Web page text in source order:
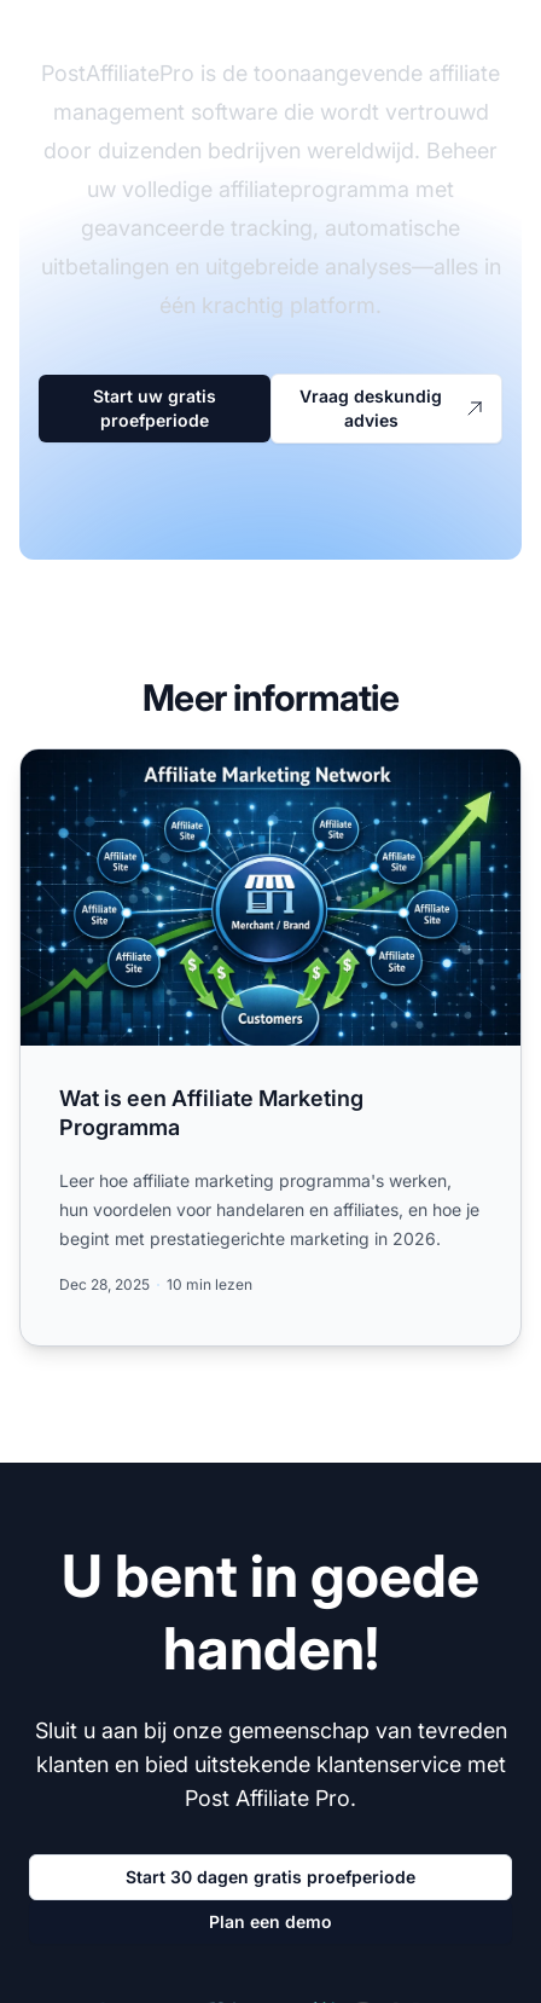
PostAffiliatePro is de toonaangevende affiliate
management software die wordt vertrouwd
door duizenden bedrijven wereldwijd. Beheer
uw volledige affiliateprogramma met
geavanceerde tracking, automatische
uitbetalingen en uitgebreide analyses—alles in
één krachtig platform.
Start uw gratis
proefperiode
Vraag deskundig
advies
Meer informatie
Wat is een Affiliate Marketing Programma
Wat is een Affiliate Marketing
Programma
Leer hoe affiliate marketing programma's werken,
hun voordelen voor handelaren en affiliates, en hoe je
begint met prestatiegerichte marketing in 2026.
Dec 28, 2025 10 min lezen
U bent in goede
handen!
Sluit u aan bij onze gemeenschap van tevreden
klanten en bied uitstekende klantenservice met
Post Affiliate Pro.
Start 30 dagen gratis proefperiode
Plan een demo